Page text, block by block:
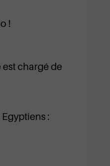
!
chargé de
: